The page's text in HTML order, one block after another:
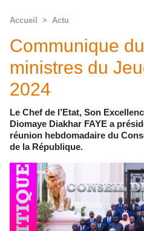
Accueil > Actu
Communique
ministres du
2024
Le Chef de l’Etat, Son
Diomaye Diakhar FAYE a
réunion hebdomadaire du
de la République.